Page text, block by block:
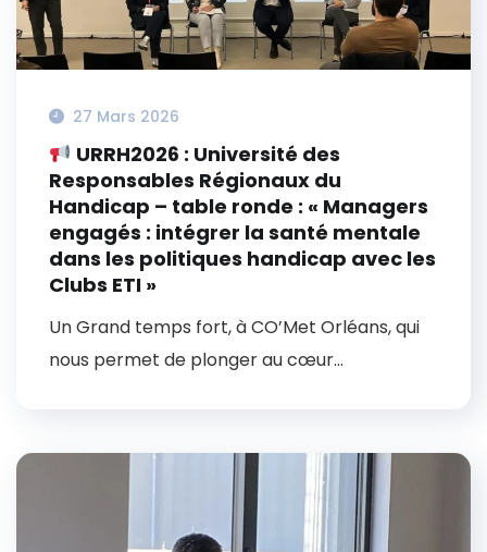
27 Mars 2026
URRH2026 : Université des
Responsables Régionaux du
Handicap – table ronde : « Managers
engagés : intégrer la santé mentale
dans les politiques handicap avec les
Clubs ETI »
Un Grand temps fort, à CO’Met Orléans, qui
nous permet de plonger au cœur...